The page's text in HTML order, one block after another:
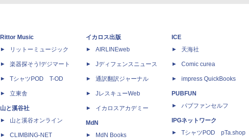
Rittor Music
リットーミュージック
楽器探そう!デジマート
TシャツPOD T-OD
立東舎
山と溪谷社
山と溪谷オンライン
CLIMBING-NET
イカロス出版
AIRLINEweb
Jディフェンスニュース
通訳翻訳ジャーナル
JレスキューWeb
イカロスアカデミー
MdN
MdN Books
ICE
天海社
Comic curea
impress QuickBooks
PUBFUN
パブファンセルフ
IPGネットワーク
TシャツPOD pTa.shop